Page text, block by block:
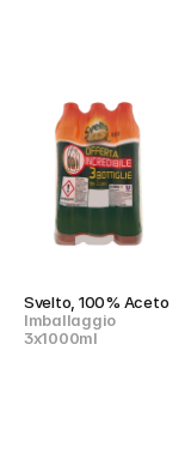
Svelto, 100% Aceto
Imballaggio
3x1000ml